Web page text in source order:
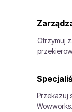
Otrzymuj
Przekazuj